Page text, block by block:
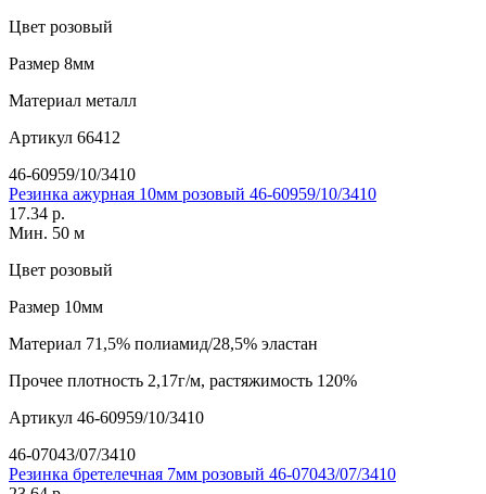
Цвет розовый
Размер 8мм
Материал металл
Артикул 66412
46-60959/10/3410
Резинка ажурная 10мм розовый 46-60959/10/3410
17.34 р.
Мин. 50 м
Цвет розовый
Размер 10мм
Материал 71,5% полиамид/28,5% эластан
Прочее плотность 2,17г/м, растяжимость 120%
Артикул 46-60959/10/3410
46-07043/07/3410
Резинка бретелечная 7мм розовый 46-07043/07/3410